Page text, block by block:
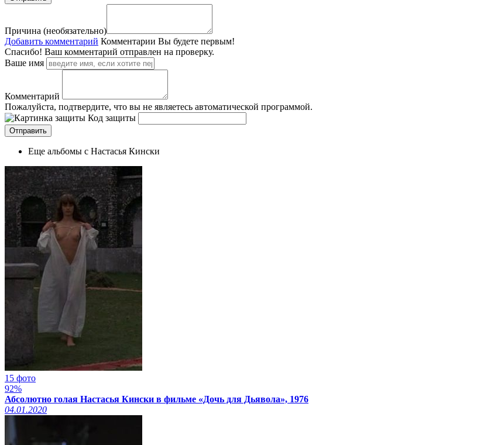
Причина (необязательно)
Добавить комментарий Комментарии Вы будете первым!
Спасибо! Ваш комментарий отправлен на проверку.
Ваше имя
Комментарий
Пожалуйста, подтвердите, что вы не являетесь автоматической программой.
Код защиты
Еще альбомы с Настасья Кински
15 фото
92%
Абсолютно голая Настасья Кински в фильме «Дочь для Дьявола», 1976
04.01.2020